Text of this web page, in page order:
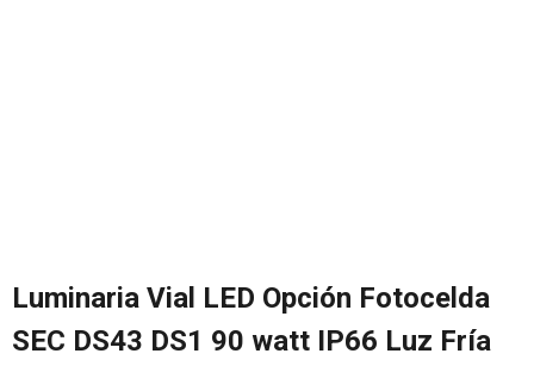
Luminaria Vial LED Opción Fotocelda
SEC DS43 DS1 90 watt IP66 Luz Fría